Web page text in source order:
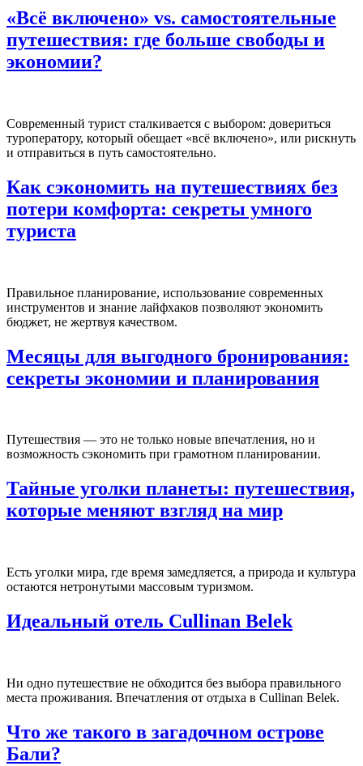
«Всё включено» vs. самостоятельные
путешествия: где больше свободы и
экономии?
Современный турист сталкивается с выбором: довериться
туроператору, который обещает «всё включено», или рискнуть
и отправиться в путь самостоятельно.
Как сэкономить на путешествиях без
потери комфорта: секреты умного
туриста
Правильное планирование, использование современных
инструментов и знание лайфхаков позволяют экономить
бюджет, не жертвуя качеством.
Месяцы для выгодного бронирования:
секреты экономии и планирования
Путешествия — это не только новые впечатления, но и
возможность сэкономить при грамотном планировании.
Тайные уголки планеты: путешествия,
которые меняют взгляд на мир
Есть уголки мира, где время замедляется, а природа и культура
остаются нетронутыми массовым туризмом.
Идеальный отель Cullinan Belek
Ни одно путешествие не обходится без выбора правильного
места проживания. Впечатления от отдыха в Cullinan Belek.
Что же такого в загадочном острове
Бали?